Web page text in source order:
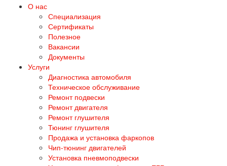
О нас
Специализация
Сертификаты
Полезное
Вакансии
Документы
Услуги
Диагностика автомобиля
Техническое обслуживание
Ремонт подвески
Ремонт двигателя
Ремонт глушителя
Тюнинг глушителя
Продажа и установка фаркопов
Чип-тюнинг двигателей
Установка пневмоподвески